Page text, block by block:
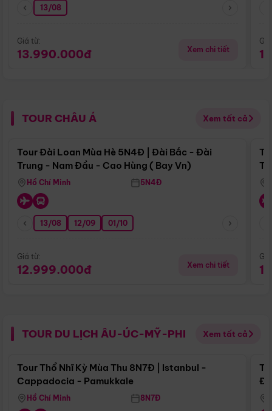
13/08
Giá từ:
13.990.000đ Xem chi tiết
TOUR CHÂU Á Xem tất cả
Điểm nổi bật
Tour Đài Loan Mùa Hè 5N4Đ | Đài Bắc - Đài
Trung - Nam Đầu - Cao Hùng ( Bay Vn)
Hồ Chí Minh 5N4Đ
13/08 12/09 01/10
Giá từ:
12.999.000đ Xem chi tiết
TOUR DU LỊCH ÂU-ÚC-MỸ-PHI Xem tất cả
Điểm nổi bật
Tour Thổ Nhĩ Kỳ Mùa Thu 8N7Đ | Istanbul -
Cappadocia - Pamukkale
Hồ Chí Minh 8N7Đ